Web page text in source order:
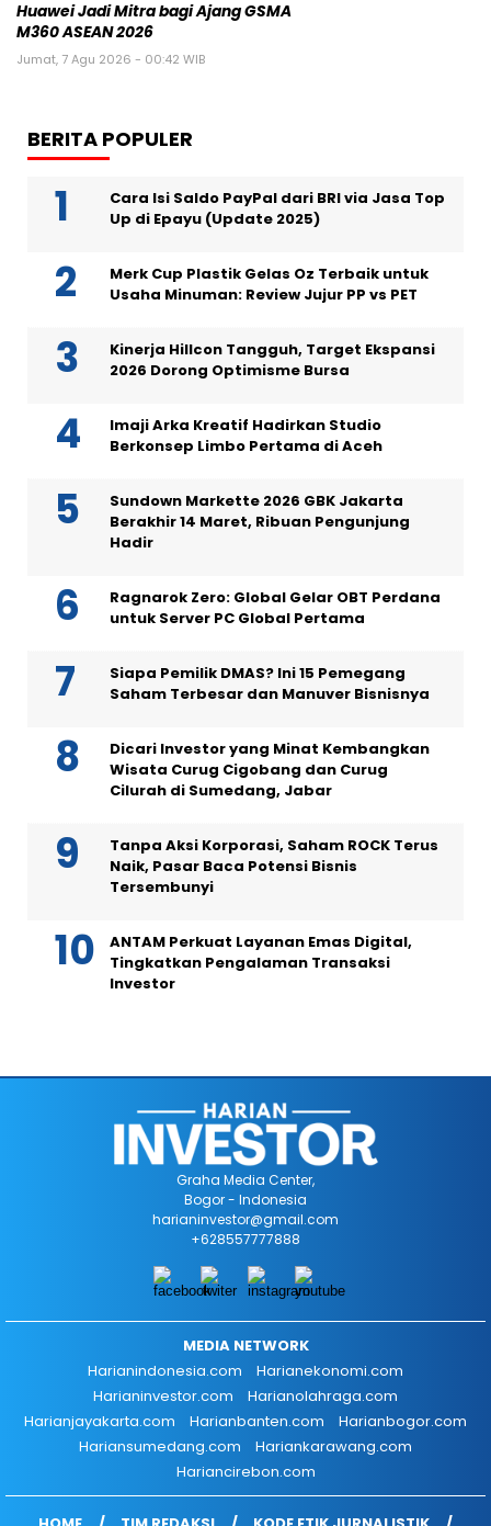
Huawei Jadi Mitra bagi Ajang GSMA
M360 ASEAN 2026
Jumat, 7 Agu 2026 - 00:42 WIB
BERITA POPULER
Cara Isi Saldo PayPal dari BRI via Jasa Top
Up di Epayu (Update 2025)
Merk Cup Plastik Gelas Oz Terbaik untuk
Usaha Minuman: Review Jujur PP vs PET
Kinerja Hillcon Tangguh, Target Ekspansi
2026 Dorong Optimisme Bursa
Imaji Arka Kreatif Hadirkan Studio
Berkonsep Limbo Pertama di Aceh
Sundown Markette 2026 GBK Jakarta
Berakhir 14 Maret, Ribuan Pengunjung
Hadir
Ragnarok Zero: Global Gelar OBT Perdana
untuk Server PC Global Pertama
Siapa Pemilik DMAS? Ini 15 Pemegang
Saham Terbesar dan Manuver Bisnisnya
Dicari Investor yang Minat Kembangkan
Wisata Curug Cigobang dan Curug
Cilurah di Sumedang, Jabar
Tanpa Aksi Korporasi, Saham ROCK Terus
Naik, Pasar Baca Potensi Bisnis
Tersembunyi
ANTAM Perkuat Layanan Emas Digital,
Tingkatkan Pengalaman Transaksi
Investor
Graha Media Center,
Bogor - Indonesia
harianinvestor@gmail.com
+628557777888
MEDIA NETWORK
Harianindonesia.com
Harianekonomi.com
Harianinvestor.com
Harianolahraga.com
Harianjayakarta.com
Harianbanten.com
Harianbogor.com
Hariansumedang.com
Hariankarawang.com
Hariancirebon.com